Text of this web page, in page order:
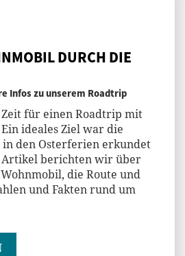
DURCH DIE
Infos zu unserem Roadtrip
für einen Roadtrip mit
ideales Ziel war die
den Osterferien erkundet
Artikel berichten wir über
die Route und
und Fakten rund um